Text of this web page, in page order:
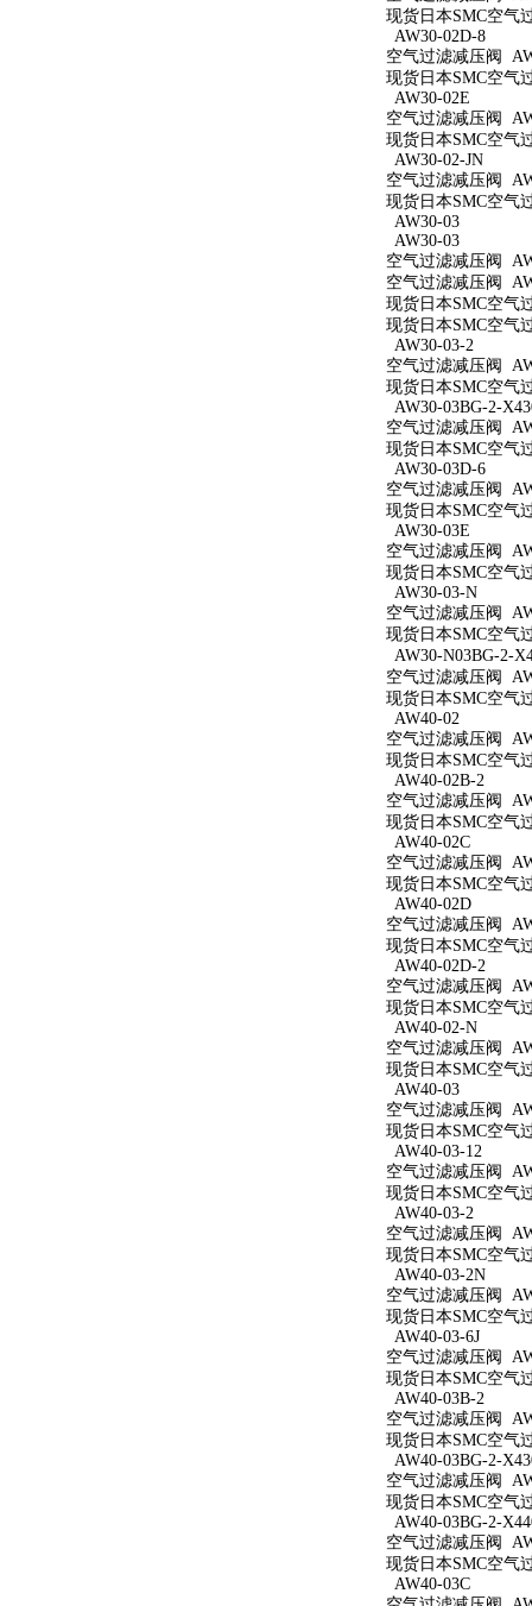
现货日本SMC空气
AW30-02D-8
空气过滤减压阀
现货日本SMC空气
AW30-02E
空气过滤减压阀
现货日本SMC空气
AW30-02-JN
空气过滤减压阀
现货日本SMC空气
AW30-03
AW30-03
空气过滤减压阀
空气过滤减压阀
现货日本SMC空气
现货日本SMC空气
AW30-03-2
空气过滤减压阀
现货日本SMC空气
AW30-03BG-2-
空气过滤减压阀
现货日本SMC空气
AW30-03D-6
空气过滤减压阀
现货日本SMC空气
AW30-03E
空气过滤减压阀
现货日本SMC空气
AW30-03-N
空气过滤减压阀
现货日本SMC空气
AW30-N03BG-2-
空气过滤减压阀
现货日本SMC空气
AW40-02
空气过滤减压阀
现货日本SMC空气
AW40-02B-2
空气过滤减压阀
现货日本SMC空气
AW40-02C
空气过滤减压阀
现货日本SMC空气
AW40-02D
空气过滤减压阀
现货日本SMC空气
AW40-02D-2
空气过滤减压阀
现货日本SMC空气
AW40-02-N
空气过滤减压阀
现货日本SMC空气
AW40-03
空气过滤减压阀
现货日本SMC空气
AW40-03-12
空气过滤减压阀
现货日本SMC空气
AW40-03-2
空气过滤减压阀
现货日本SMC空气
AW40-03-2N
空气过滤减压阀
现货日本SMC空气
AW40-03-6J
空气过滤减压阀
现货日本SMC空气
AW40-03B-2
空气过滤减压阀
现货日本SMC空气
AW40-03BG-2-
空气过滤减压阀
现货日本SMC空气
AW40-03BG-2-
空气过滤减压阀
现货日本SMC空气
AW40-03C